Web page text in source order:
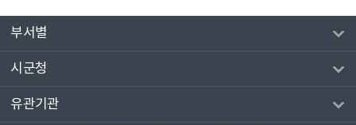
부서별
시군청
유관기관